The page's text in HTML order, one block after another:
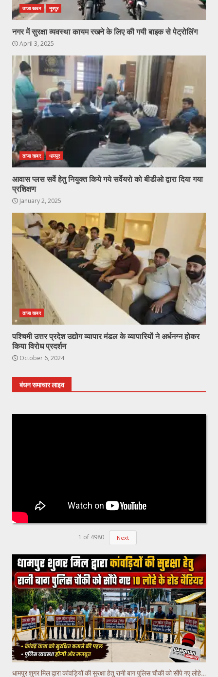
ताजा खबर नूरपुर
नगर में सुरक्षा व्यवस्था कायम रखने के लिए की गयी बाइक से पेट्रोलिंग
April 3, 2025
ताजा खबर धामपुर
आवास प्लस सर्वे हेतु नियुक्त किये गये सर्वेयरो को बीडीओ द्वारा दिया गया
प्रशिक्षण
January 2, 2025
ताजा खबर
पश्चिमी उत्तर प्रदेश उद्योग व्यापार मंडल के व्यापारियों ने अर्धनग्न होकर
किया विरोध प्रदर्शन
October 6, 2024
बंधन समाचार लाइव
1 of 4980 Next
धामपुर शुगर मिल द्वारा कांवड़ियों की सुरक्षा हेतु रानी बाग पुलिस चौकी को सौंपे गए लोहे के रोड बैरियर